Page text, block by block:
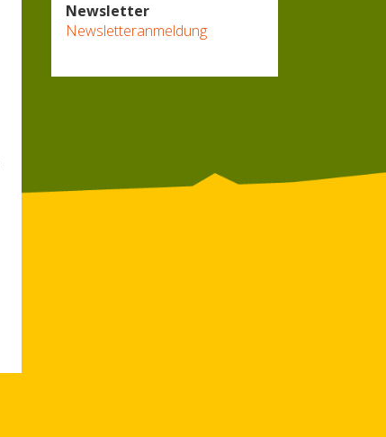
Newsletter
Newsletteranmeldung